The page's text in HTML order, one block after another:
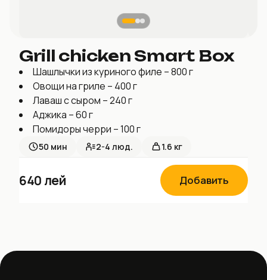
Grill chicken Smart Box
Шашлычки из куриного филе – 800 г
Овощи на гриле – 400 г
Лаваш с сыром – 240 г
Аджика – 60 г
Помидоры черри – 100 г
50 мин 2-4 люд. 1.6 кг
640 лей Добавить